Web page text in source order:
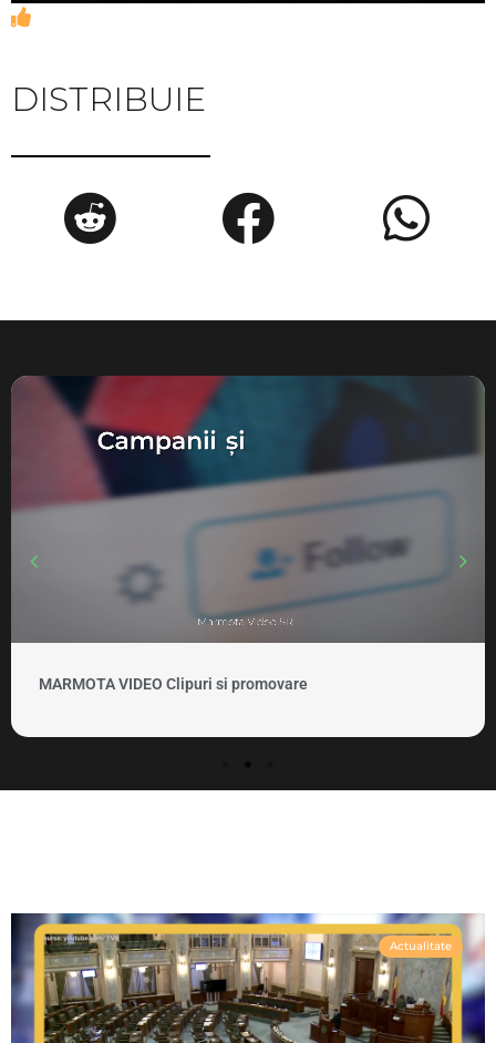
DISTRIBUIE
MARMOTA VIDEO Clipuri si promovare
Actualitate